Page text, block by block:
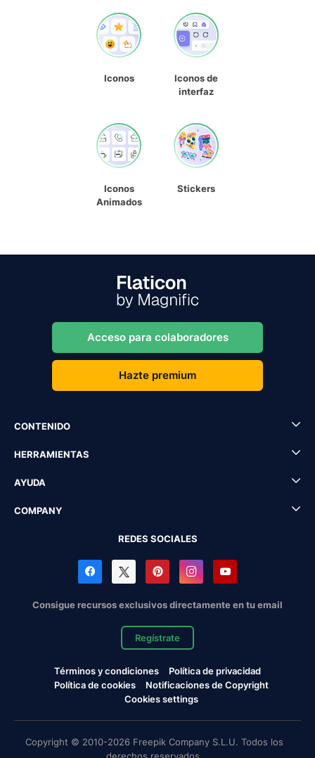
Iconos
Iconos de
interfaz
Iconos
Animados
Stickers
Acceso para colaboradores
Hazte premium
CONTENIDO
HERRAMIENTAS
AYUDA
COMPANY
REDES SOCIALES
Consigue recursos exclusivos directamente en tu email
Regístrate
Términos y condiciones
Política de privacidad
Política de cookies
Notificaciones de Copyright
Cookies settings
Copyright © 2010-2026 Freepik Company S.L.U. Todos los